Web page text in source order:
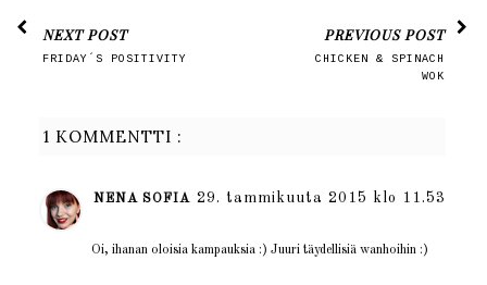
NEXT POST
FRIDAY´S POSITIVITY
PREVIOUS POST
CHICKEN & SPINACH
WOK
1 KOMMENTTI :
NENA SOFIA 29. tammikuuta 2015 klo 11.53
Oi, ihanan oloisia kampauksia :) Juuri täydellisiä wanhoihin :)